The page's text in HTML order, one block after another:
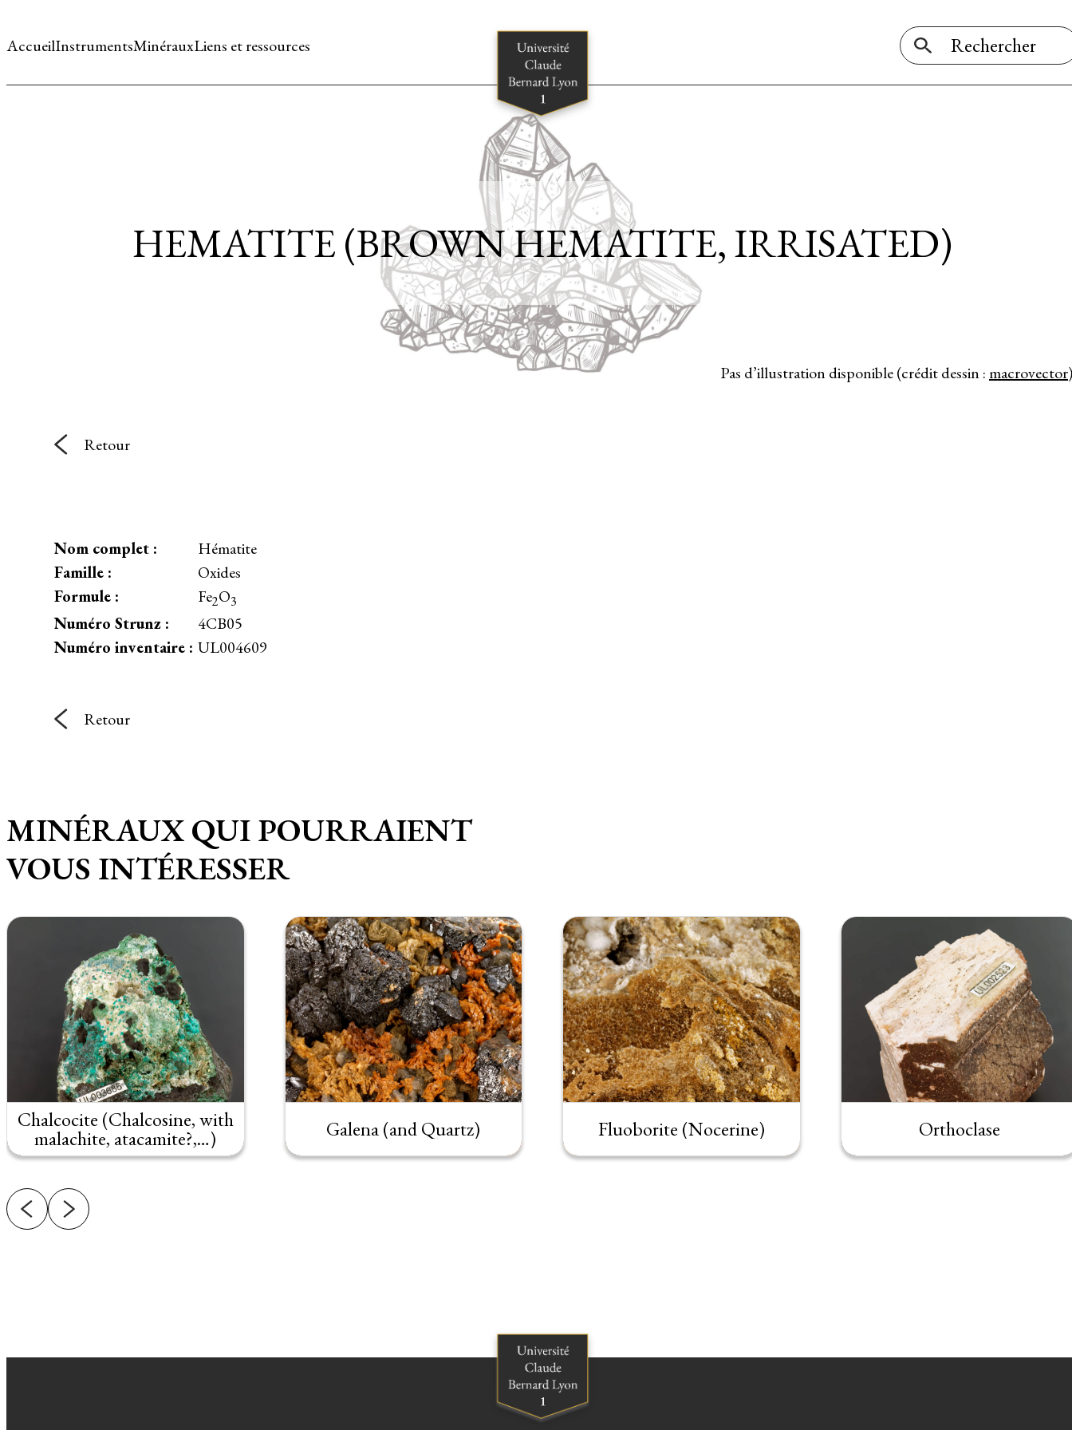
AccueilInstrumentsMinérauxLiens et ressources
Pas d’illustration disponible (crédit dessin :macrovector)
HEMATITE (BROWN HEMATITE, IRRISATED)
Retour
Nom complet :
Hématite
Famille :
Oxides
Formule :
Fe2O3
Numéro Strunz :
4CB05
Numéro inventaire : UL004609
Retour
MINÉRAUX QUI POURRAIENT
VOUS INTÉRESSER
Chalcocite (Chalcosine, with
malachite, atacamite?,…) Galena (and Quartz) Fluoborite (Nocerine) Orthoclase